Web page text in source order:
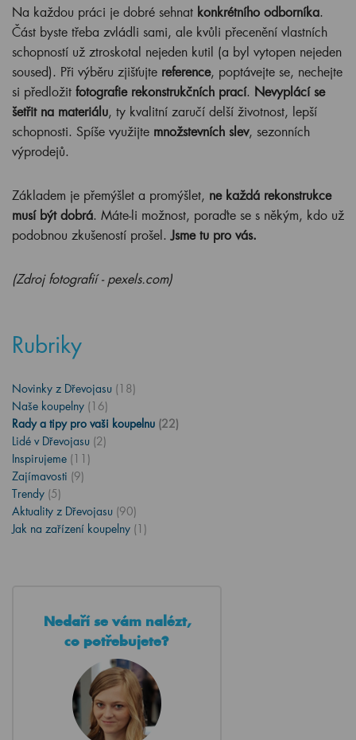
Na každou práci je dobré sehnat konkrétního odborníka.
Část byste třeba zvládli sami, ale kvůli přecenění vlastních
schopností už ztroskotal nejeden kutil (a byl vytopen nejeden
soused). Při výběru zjišťujte reference, poptávejte se, nechejte
si předložit fotografie rekonstrukčních prací. Nevyplácí se
šetřit na materiálu, ty kvalitní zaručí delší životnost, lepší
schopnosti. Spíše využijte množstevních slev, sezonních
výprodejů.
Základem je přemýšlet a promýšlet, ne každá rekonstrukce
musí být dobrá. Máte-li možnost, poraďte se s někým, kdo už
podobnou zkušeností prošel. Jsme tu pro vás.
(Zdroj fotografií - pexels.com)
Rubriky
Novinky z Dřevojasu (18)
Naše koupelny (16)
Rady a tipy pro vaši koupelnu (22)
Lidé v Dřevojasu (2)
Inspirujeme (11)
Zajímavosti (9)
Trendy (5)
Aktuality z Dřevojasu (90)
Jak na zařízení koupelny (1)
Nedaří se vám nalézt,
co potřebujete?